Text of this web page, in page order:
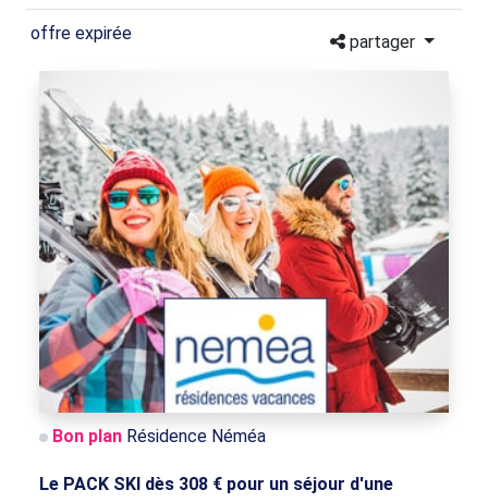
offre expirée partager
Bon plan Résidence Néméa
Le PACK SKI dès 308 € pour un séjour d'une